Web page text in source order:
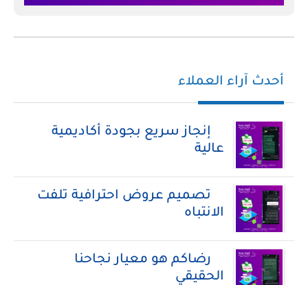
أحدث آراء العملاء
إنجاز سريع بجودة أكاديمية
عالية
تصميم عروض احترافية تلفت
الانتباه
رضاكم هو معيار نجاحنا
الحقيقي